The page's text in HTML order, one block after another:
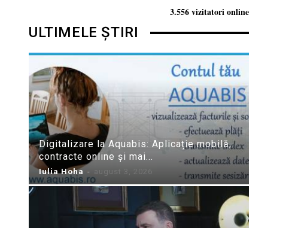
3.556 vizitatori online
ULTIMELE ȘTIRI
Digitalizare la Aquabis: Aplicație mobilă,
contracte online și mai...
Iulia Hoha - august 3, 2026